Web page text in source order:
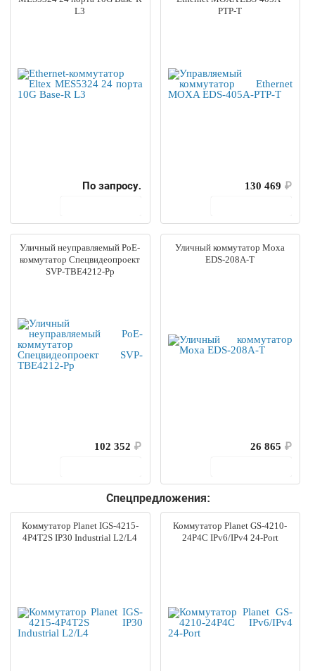
L3
По запросу.
PTP-T
130 469 ₽
Уличный неуправляемый PoE-
коммутатор Спецвидеопроект
SVP-TBE4212-Pp
102 352 ₽
Уличный коммутатор Moxa
EDS-208A-T
26 865 ₽
Спецпредложения:
Коммутатор Planet IGS-4215-
4P4T2S IP30 Industrial L2/L4
Коммутатор Planet GS-4210-
24P4C IPv6/IPv4 24-Port